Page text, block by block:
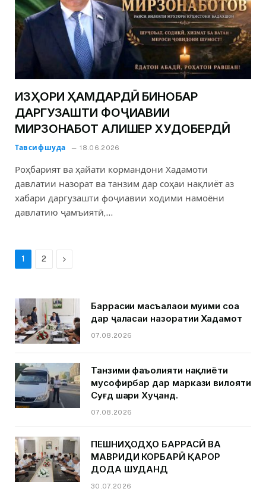
ИЗҲОРИ ҲАМДАРДӢ БИНОБАР
ДАРГУЗАШТИ ФОҶИАВИИ
МИРЗОНАБОТ АЛИШЕР ХУДОБЕРДӢ
Тавсифшуда 18.06.2026
Роҳбарият ва ҳайати кормандони Хадамоти
давлатии назорат ва танзим дар соҳаи нақлиёт аз
хабари даргузашти фоҷиавии ходими намоёни
давлатию ҷамъиятӣ,…
1 2 Next
Баррасии масъалаҳои муҳими соҳа
дар ҷаласаи назоратии Хадамот
07.08.2026
Танзими фаъолияти нақлиёти
мусофирбар дар маркази вилояти
Суғд шаҳри Хуҷанд.
07.08.2026
ПЕШНИҲОДҲО БАРРАСӢ ВА
МАВРИДИ КОРБАРӢ ҚАРОР
ДОДА ШУДАНД
30.07.2026